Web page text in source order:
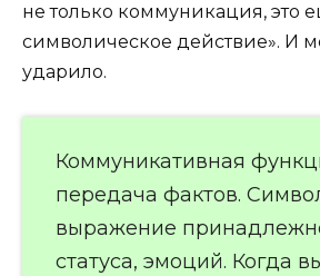
не только коммуникация, это
символическое действие». И
ударило.
Коммуникативная
передача фактов.
выражение
статуса, эмоций. Когда